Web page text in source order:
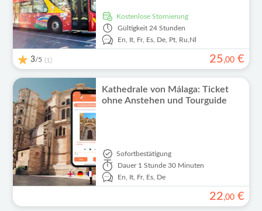
kostenlose Stornierung
Gültigkeit 24 Stunden
En,
It, Fr, Es, De, Pt, Ru,Nl
3/5 (1) 25,00 €
Kathedrale von Málaga: Ticket
ohne Anstehen und Tourguide
Sofortbestätigung
Dauer 1 Stunde 30 Minuten
En,
It, Fr, Es, De
22,00 €